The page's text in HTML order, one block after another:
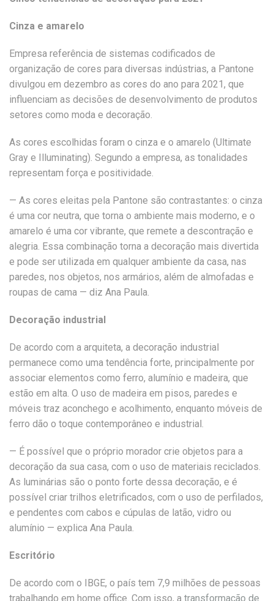
Cinza e amarelo
Empresa referência de sistemas codificados de
organização de cores para diversas indústrias, a Pantone
divulgou em dezembro as cores do ano para 2021, que
influenciam as decisões de desenvolvimento de produtos
setores como moda e decoração.
As cores escolhidas foram o cinza e o amarelo (Ultimate
Gray e Illuminating). Segundo a empresa, as tonalidades
representam força e positividade.
— As cores eleitas pela Pantone são contrastantes: o cinza
é uma cor neutra, que torna o ambiente mais moderno, e o
amarelo é uma cor vibrante, que remete a descontração e
alegria. Essa combinação torna a decoração mais divertida
e pode ser utilizada em qualquer ambiente da casa, nas
paredes, nos objetos, nos armários, além de almofadas e
roupas de cama — diz Ana Paula.
Decoração industrial
De acordo com a arquiteta, a decoração industrial
permanece como uma tendência forte, principalmente por
associar elementos como ferro, alumínio e madeira, que
estão em alta. O uso de madeira em pisos, paredes e
móveis traz aconchego e acolhimento, enquanto móveis de
ferro dão o toque contemporâneo e industrial.
— É possível que o próprio morador crie objetos para a
decoração da sua casa, com o uso de materiais reciclados.
As luminárias são o ponto forte dessa decoração, e é
possível criar trilhos eletrificados, com o uso de perfilados,
e pendentes com cabos e cúpulas de latão, vidro ou
alumínio — explica Ana Paula.
Escritório
De acordo com o IBGE, o país tem 7,9 milhões de pessoas
trabalhando em home office. Com isso, a transformação de